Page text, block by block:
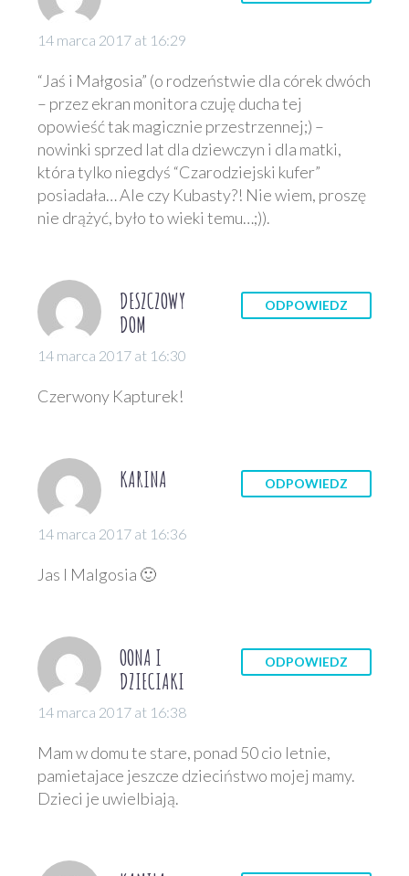
14 marca 2017 at 16:29
“Jaś i Małgosia” (o rodzeństwie dla córek dwóch
– przez ekran monitora czuję ducha tej
opowieść tak magicznie przestrzennej;) –
nowinki sprzed lat dla dziewczyn i dla matki,
która tylko niegdyś “Czarodziejski kufer”
posiadała… Ale czy Kubasty?! Nie wiem, proszę
nie drążyć, było to wieki temu…;)).
DESZCZOWY
DOM
14 marca 2017 at 16:30
ODPOWIEDZ
Czerwony Kapturek!
KARINA
14 marca 2017 at 16:36
ODPOWIEDZ
Jas I Malgosia 🙂
OONA I
DZIECIAKI
14 marca 2017 at 16:38
ODPOWIEDZ
Mam w domu te stare, ponad 50 cio letnie,
pamietajace jeszcze dzieciństwo mojej mamy.
Dzieci je uwielbiają.